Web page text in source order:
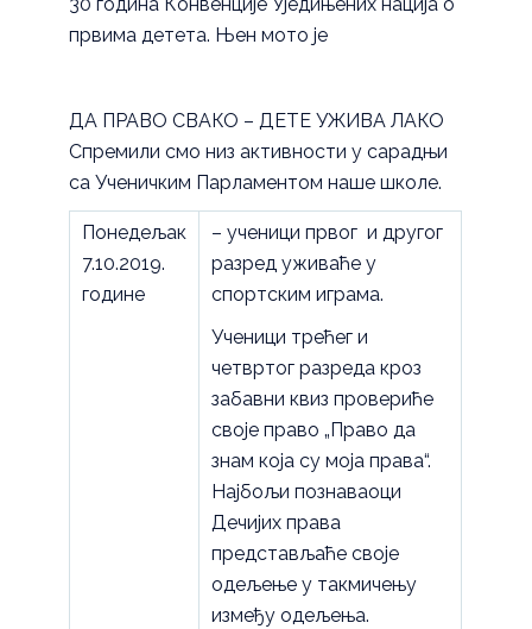
30 година Конвенције Уједињених нација о
првима детета. Њен мото је
ДА ПРАВО СВАКО – ДЕТЕ УЖИВА ЛАКО
Спремили смо низ активности у сарадњи
са Ученичким Парламентом наше школе.
Понедељак
7.10.2019.
године
– ученици првог и другог
разред уживаће у
спортским играма.
Ученици трећег и
четвртог разреда кроз
забавни квиз провериће
своје право „Право да
знам која су моја права“.
Најбољи познаваоци
Дечијих права
представљаће своје
одељење у такмичењу
између одељења.